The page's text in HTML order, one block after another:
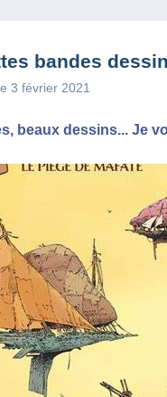
bandes
3 février 2021
beaux dessins... Je